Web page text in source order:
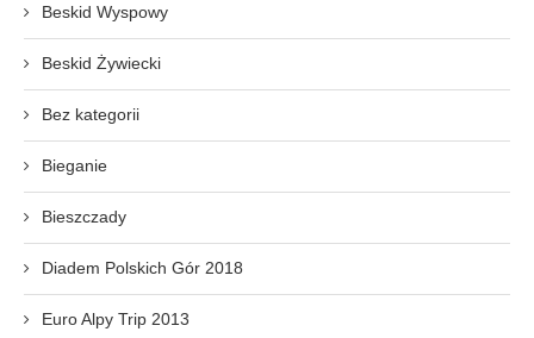
Beskid Wyspowy
Beskid Żywiecki
Bez kategorii
Bieganie
Bieszczady
Diadem Polskich Gór 2018
Euro Alpy Trip 2013